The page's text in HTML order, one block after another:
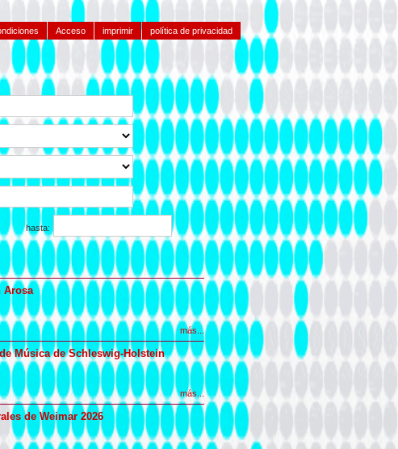
política de privacidad
imprimir
Acceso
hasta:
Arosa
más...
Música de Schleswig-Holstein
más...
de Weimar 2026